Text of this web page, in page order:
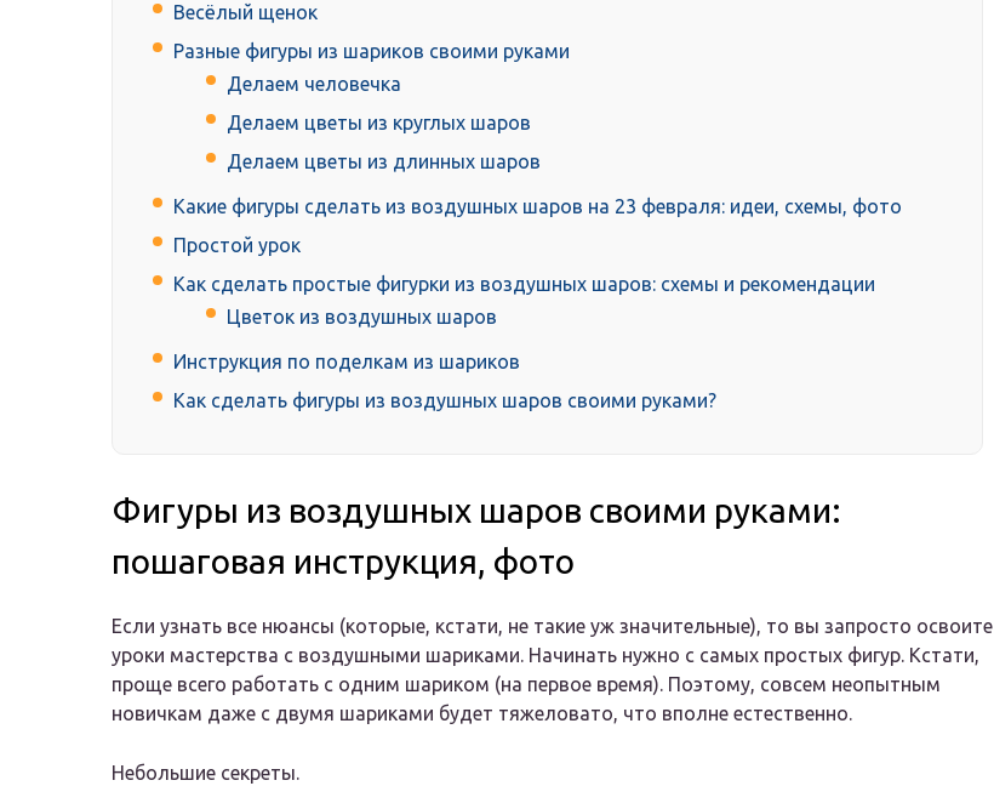
Весёлый щенок
Разные фигуры из шариков своими руками
Делаем человечка
Делаем цветы из круглых шаров
Делаем цветы из длинных шаров
Какие фигуры сделать из воздушных шаров на 23 февраля: идеи, схемы, фото
Простой урок
Как сделать простые фигурки из воздушных шаров: схемы и рекомендации
Цветок из воздушных шаров
Инструкция по поделкам из шариков
Как сделать фигуры из воздушных шаров своими руками?
Фигуры из воздушных шаров своими руками:
пошаговая инструкция, фото
Если узнать все нюансы (которые, кстати, не такие уж значительные), то вы запросто освоите
уроки мастерства с воздушными шариками. Начинать нужно с самых простых фигур. Кстати,
проще всего работать с одним шариком (на первое время). Поэтому, совсем неопытным
новичкам даже с двумя шариками будет тяжеловато, что вполне естественно.
Небольшие секреты.